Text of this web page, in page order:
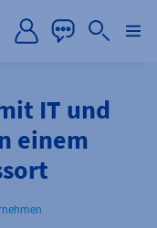
IT und
einem